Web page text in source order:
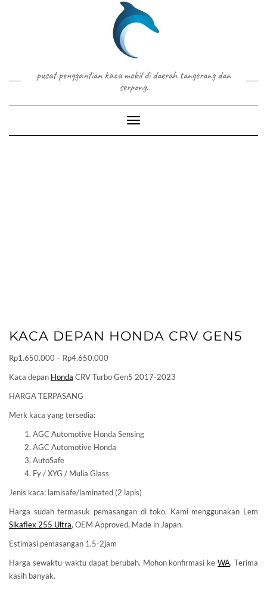
pusat penggantian kaca mobil di daerah tangerang dan
serpong.
Toggle Navigation
KACA DEPAN HONDA CRV GEN5
Rp1.650.000 – Rp4.650.000
Kaca depan Honda CRV Turbo Gen5 2017-2023
HARGA TERPASANG
Merk kaca yang tersedia:
AGC Automotive Honda Sensing
AGC Automotive Honda
AutoSafe
Fy / XYG / Mulia Glass
Jenis kaca: lamisafe/laminated (2 lapis)
Harga sudah termasuk pemasangan di toko. Kami menggunakan Lem
Sikaflex 255 Ultra, OEM Approved, Made in Japan.
Estimasi pemasangan 1.5-2jam
Harga sewaktu-waktu dapat berubah. Mohon konfirmasi keWA. Terima
kasih banyak.